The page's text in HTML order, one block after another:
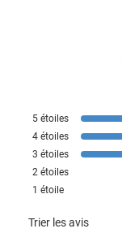
5 étoiles
4 étoiles
3 étoiles
2 étoiles
1 étoile
Trier les avis